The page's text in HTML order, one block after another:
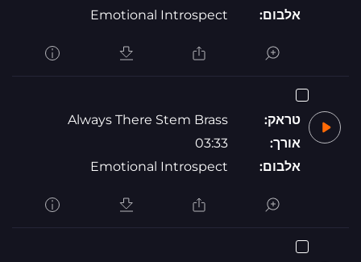
אלבום:
Emotional Introspect
טראק:
Always There Stem Brass
אורך:
03:33
אלבום:
Emotional Introspect